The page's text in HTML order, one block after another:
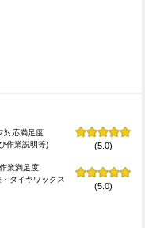
対応満足度
作業説明等)
(5.0)
業満足度
タイヤワックス
(5.0)